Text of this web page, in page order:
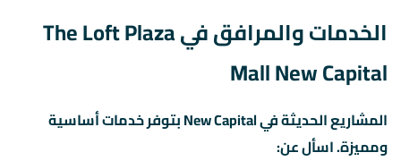
الخدمات والمرافق في The Loft Plaza
Mall New Capital
المشاريع الحديثة في New Capital بتوفر خدمات أساسية
ومميزة. اسأل عن: